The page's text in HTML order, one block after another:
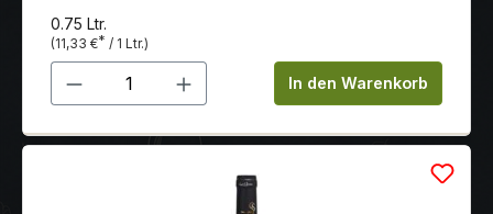
0.75 Ltr.
(11,33 €* / 1 Ltr.)
Produkt Anzahl: Gib denIn den Warenkorb